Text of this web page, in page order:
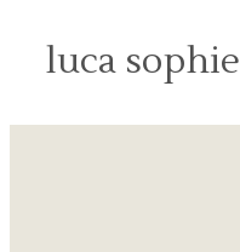
luca sophie